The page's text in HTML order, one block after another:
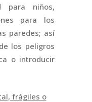
para niños,
para los
paredes; así
los peligros
o introducir
frágiles o